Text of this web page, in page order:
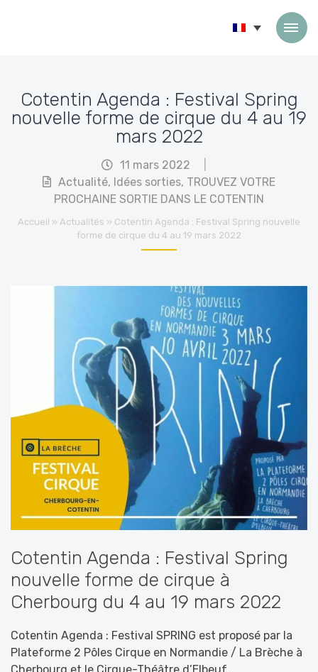
Cotentin Agenda : Festival Spring
nouvelle forme de cirque du 4 au 19
mars 2022
11 mars 2022
Actualité, Idées sorties, TROUVEZ VOTRE
PROCHAINE SORTIE DANS LE COTENTIN
Accueil » Actualités » Cotentin Agenda : Festival Spring nouvelle
forme de cirque du 4 au 19 mars 2022
Cotentin Agenda : Festival Spring
nouvelle forme de cirque à
Cherbourg du 4 au 19 mars 2022
Cotentin Agenda : Festival SPRING est proposé par la
Plateforme 2 Pôles Cirque en Normandie / La Brèche à
Cherbourg et le Cirque-Théâtre d’Elbeuf.